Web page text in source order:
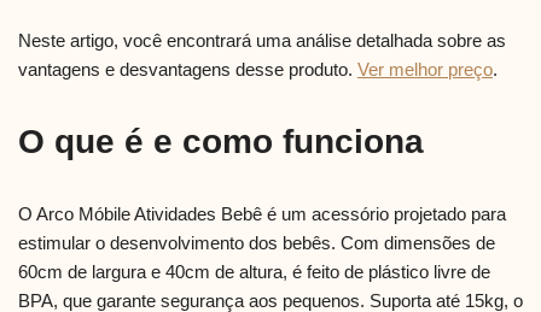
Neste artigo, você encontrará uma análise detalhada sobre as
vantagens e desvantagens desse produto. Ver melhor preço.
O que é e como funciona
O Arco Móbile Atividades Bebê é um acessório projetado para
estimular o desenvolvimento dos bebês. Com dimensões de
60cm de largura e 40cm de altura, é feito de plástico livre de
BPA, que garante segurança aos pequenos. Suporta até 15kg, o